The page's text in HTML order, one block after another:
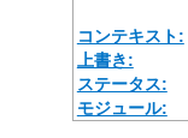
コンテキスト:
上書き:
ステータス:
モジュール: